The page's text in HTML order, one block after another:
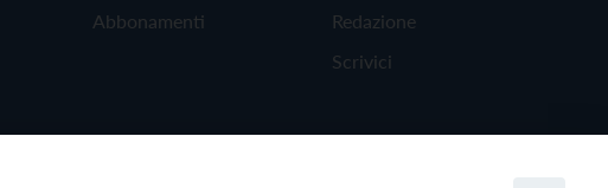
Abbonamenti
Redazione
Scrivici